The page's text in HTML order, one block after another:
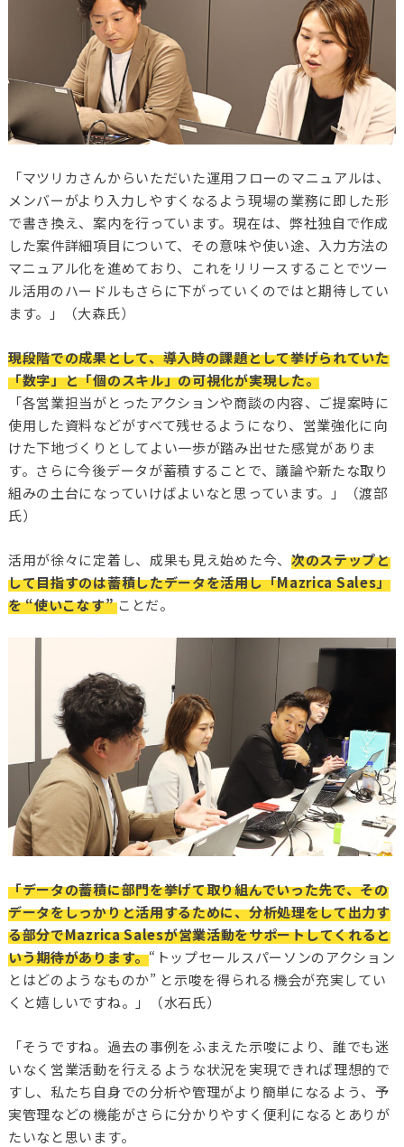
「マツリカさんからいただいた運用フローのマニュアルは、
メンバーがより入力しやすくなるよう現場の業務に即した形
で書き換え、案内を行っています。現在は、弊社独自で作成
した案件詳細項目について、その意味や使い途、入力方法の
マニュアル化を進めており、これをリリースすることでツー
ル活用のハードルもさらに下がっていくのではと期待してい
ます。」（大森氏）
現段階での成果として、導入時の課題として挙げられていた
「数字」と「個のスキル」の可視化が実現した。
「各営業担当がとったアクションや商談の内容、ご提案時に
使用した資料などがすべて残せるようになり、営業強化に向
けた下地づくりとしてよい一歩が踏み出せた感覚がありま
す。さらに今後データが蓄積することで、議論や新たな取り
組みの土台になっていけばよいなと思っています。」（渡部
氏）
活用が徐々に定着し、成果も見え始めた今、 次のステップと
して目指すのは蓄積したデータを活用し「Mazrica Sales」
を “使いこなす”ことだ。
「データの蓄積に部門を挙げて取り組んでいった先で、その
データをしっかりと活用するために、分析処理をして出力す
る部分でMazrica Salesが営業活動をサポートしてくれると
いう期待があります。“トップセールスパーソンのアクション
とはどのようなものか” と示唆を得られる機会が充実してい
くと嬉しいですね。」（水石氏）
「そうですね。過去の事例をふまえた示唆により、誰でも迷
いなく営業活動を行えるような状況を実現できれば理想的で
すし、私たち自身での分析や管理がより簡単になるよう、予
実管理などの機能がさらに分かりやすく便利になるとありが
たいなと思います。